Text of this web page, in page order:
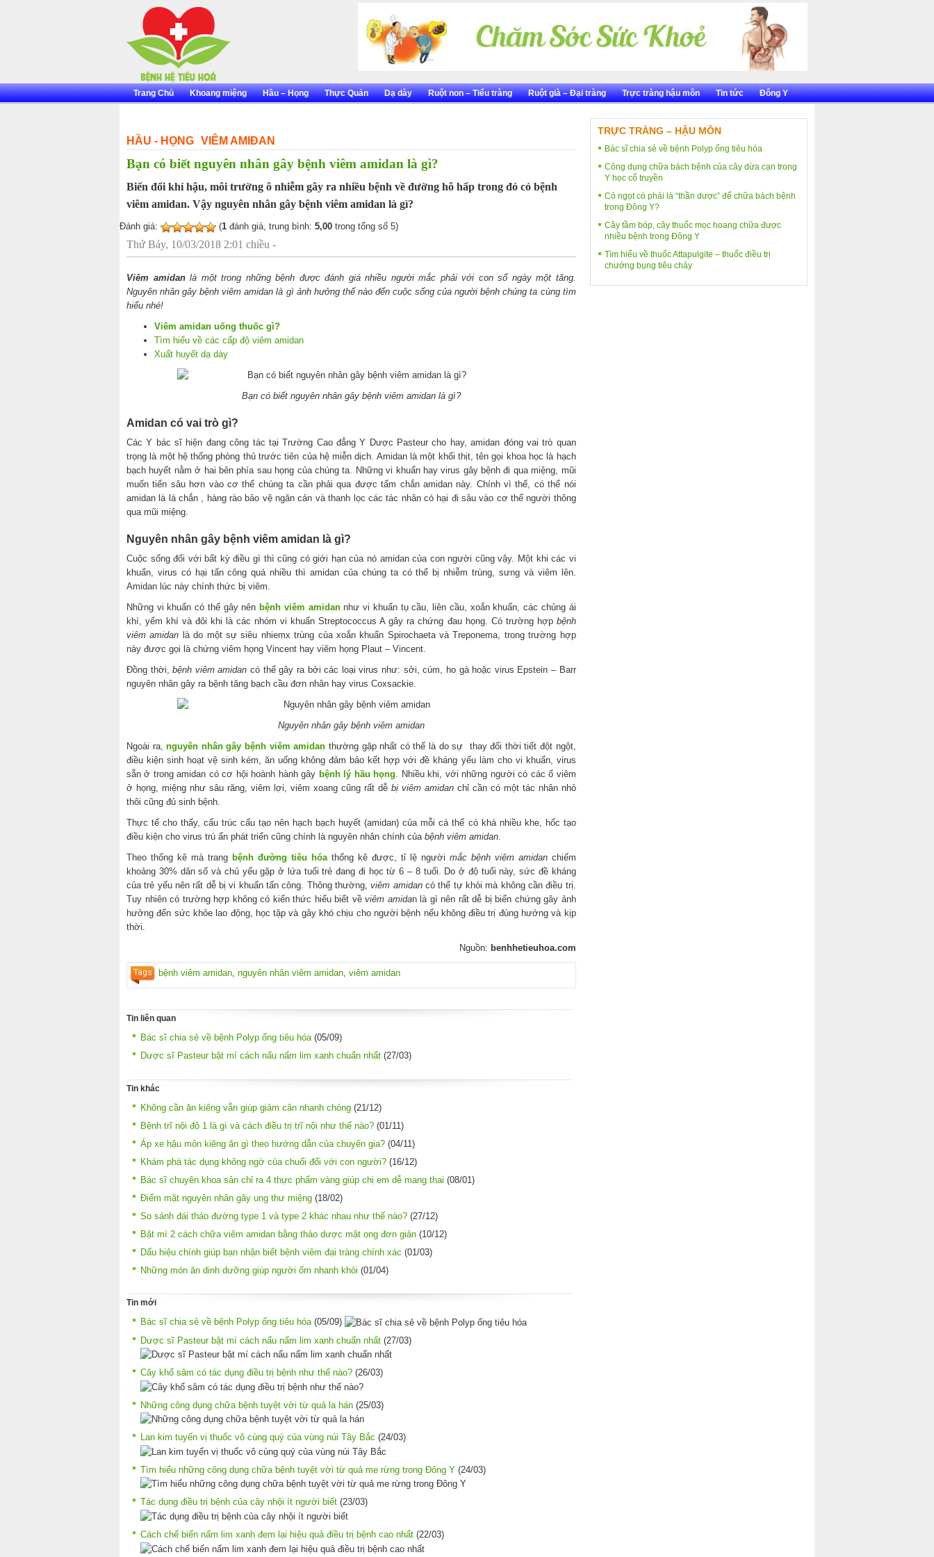
Trang Chủ Khoang miệng Hầu – Họng Thực Quản Dạ dày Ruột non – Tiểu tràng Ruột già – Đại tràng Trực tràng hậu môn Tin tức Đông Y
HẦU - HỌNG VIÊM AMIĐAN
Bạn có biết nguyên nhân gây bệnh viêm amidan là gì?
Biến đổi khí hậu, môi trường ô nhiễm gây ra nhiều bệnh về đường hô hấp trong đó có bệnh
viêm amidan. Vậy nguyên nhân gây bệnh viêm amidan là gì?
Đánh giá: (1 đánh giá, trung bình: 5,00 trong tổng số 5)
Thứ Bảy, 10/03/2018 2:01 chiều -
Viêm amidanlà một trong những bệnh được đánh giá nhiều người mắc phải với con số ngày một tăng.
Nguyên nhân gây bệnh viêm amidan là gì ảnh hưởng thế nào đến cuộc sống của người bệnh chúng ta cùng tìm
hiểu nhé!
Viêm amidan uống thuốc gì?
Tìm hiểu về các cấp độ viêm amidan
Xuất huyết dạ dày
Bạn có biết nguyên nhân gây bệnh viêm amidan là gì?
Amidan có vai trò gì?
Các Y bác sĩ hiện đang công tác tại Trường Cao đẳng Y Dược Pasteur cho hay, amidan đóng vai trò quan
trọng là một hệ thống phòng thủ trước tiên của hệ miễn dịch. Amidan là một khối thịt, tên gọi khoa học là hạch
bạch huyết nằm ở hai bên phía sau họng của chúng ta. Những vi khuẩn hay virus gây bệnh đi qua miệng, mũi
muốn tiến sâu hơn vào cơ thể chúng ta cần phải qua được tấm chắn amidan này. Chính vì thế, có thể nói
amidan là lá chắn , hàng rào bảo vệ ngăn cản và thanh lọc các tác nhân có hại đi sâu vào cơ thể người thông
qua mũi miệng.
Nguyên nhân gây bệnh viêm amidan là gì?
Cuộc sống đối với bất kỳ điều gì thì cũng có giới hạn của nó amidan của con người cũng vậy. Một khi các vi
khuẩn, virus có hại tấn công quá nhiều thì amidan của chúng ta có thể bị nhiễm trùng, sưng và viêm lên.
Amidan lúc này chính thức bị viêm.
Những vi khuẩn có thể gây nênbệnh viêm amidannhư vi khuẩn tụ cầu, liên cầu, xoắn khuẩn, các chủng ái
khí, yếm khí và đôi khi là các nhóm vi khuẩn Streptococcus A gây ra chứng đau họng. Có trường hợp bệnh
viêm amidan là do một sự siêu nhiemx trùng của xoắn khuẩn Spirochaeta và Treponema, trong trường hợp
này được gọi là chứng viêm họng Vincent hay viêm họng Plaut – Vincent.
Đồng thời,bệnh viêm amidan có thể gây ra bởi các loại virus như: sởi, cúm, ho gà hoặc virus Epstein – Barr
nguyên nhân gây ra bệnh tăng bạch cầu đơn nhân hay virus Coxsackie.
Nguyên nhân gây bệnh viêm amidan
Ngoài ra,nguyên nhân gây bệnh viêm amidan thường gặp nhất có thể là do sự thay đổi thời tiết đột ngột,
điều kiện sinh hoạt vệ sinh kém, ăn uống không đảm bảo kết hợp với đề kháng yếu làm cho vi khuẩn, virus
sẵn ở trong amidan có cơ hội hoành hành gây bệnh lý hầu họng . Nhiều khi, với những người có các ổ viêm
ở họng, miệng như sâu răng, viêm lợi, viêm xoang cũng rất dễ bị viêm amidanchỉ cần có một tác nhân nhỏ
thôi cũng đủ sinh bệnh.
Thực tế cho thấy, cấu trúc cấu tạo nên hạch bạch huyết (amidan) của mỗi cá thể có khá nhiều khe, hốc tạo
điều kiện cho virus trú ẩn phát triển cũng chính là nguyên nhân chính của bệnh viêm amidan
Theo thống kê mà trang bệnh đường tiêu hóathống kê được, tỉ lệ người mắc bệnh viêm amidanchiếm
khoảng 30% dân số và chủ yếu gặp ở lứa tuổi trẻ đang đi học từ 6 – 8 tuổi. Do ở độ tuổi này, sức đề kháng
của trẻ yếu nên rất dễ bị vi khuẩn tấn công. Thông thường,viêm amidancó thể tự khỏi mà không cần điều trị.
Tuy nhiên có trường hợp không có kiến thức hiểu biết vềviêm amidan là gì nên rất dễ bị biến chứng gây ảnh
hưởng đến sức khỏe lao động, học tập và gây khó chịu cho người bệnh nếu không điều trị đúng hướng và kịp
thời.
Nguồn: benhhetieuhoa.com
bệnh viêm amidan nguyên nhân viêm amidan viêm amidan
Tin liên quan
Bác sĩ chia sẻ về bệnh Polyp ống tiêu hóa(05/09)
Dược sĩ Pasteur bật mí cách nấu nấm lim xanh chuẩn nhất (27/03)
Tin khác
Không cần ăn kiêng vẫn giúp giảm cân nhanh chóng (21/12)
Bệnh trĩ nội độ 1 là gì và cách điều trị trĩ nội như thế nào? (01/11)
Áp xe hậu môn kiêng ăn gì theo hướng dẫn của chuyên gia? (04/11)
Khám phá tác dụng không ngờ của chuối đối với con người? (16/12)
Bác sĩ chuyên khoa sản chỉ ra 4 thực phẩm vàng giúp chị em dễ mang thai (08/01)
Điểm mặt nguyên nhân gây ung thư miệng (18/02)
So sánh đái tháo đường type 1 và type 2 khác nhau như thế nào? (27/12)
Bật mí 2 cách chữa viêm amidan bằng thảo dược mật ong đơn giản (10/12)
Dấu hiệu chính giúp bạn nhận biết bệnh viêm đại tràng chính xác (01/03)
Những món ăn dinh dưỡng giúp người ốm nhanh khỏi (01/04)
Tin mới
Bác sĩ chia sẻ về bệnh Polyp ống tiêu hóa(05/09)
Dược sĩ Pasteur bật mí cách nấu nấm lim xanh chuẩn nhất (27/03)
Cây khổ sâm có tác dụng điều trị bệnh như thế nào? (26/03)
Những công dụng chữa bệnh tuyệt vời từ quả la hán (25/03)
Lan kim tuyến vị thuốc vô cùng quý của vùng núi Tây Bắc (24/03)
Tìm hiểu những công dụng chữa bệnh tuyệt vời từ quả me rừng trong Đông Y (24/03)
Tác dụng điều trị bệnh của cây nhội ít người biết (23/03)
Cách chế biến nấm lim xanh đem lại hiệu quả điều trị bệnh cao nhất (22/03)
TRỰC TRÀNG – HẬU MÔN
Bác sĩ chia sẻ về bệnh Polyp ống tiêu hóa
Công dụng chữa bách bệnh của cây dừa cạn trong
Y học cổ truyền
Cỏ ngọt có phải là “thần dược” để chữa bách bệnh
trong Đông Y?
Cây tầm bóp, cây thuốc mọc hoang chữa được
nhiều bệnh trong Đông Y
Tìm hiểu về thuốc Attapulgite – thuốc điều trị
chướng bụng tiêu chảy